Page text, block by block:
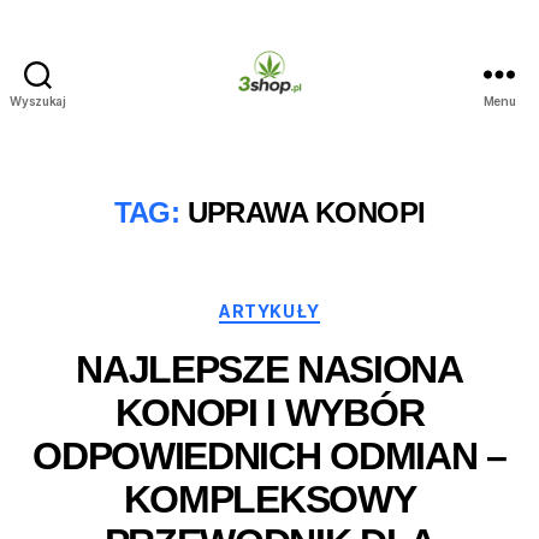
Wyszukaj Menu
TAG: UPRAWA KONOPI
Kategorie
ARTYKUŁY
NAJLEPSZE NASIONA
KONOPI I WYBÓR
ODPOWIEDNICH ODMIAN –
KOMPLEKSOWY